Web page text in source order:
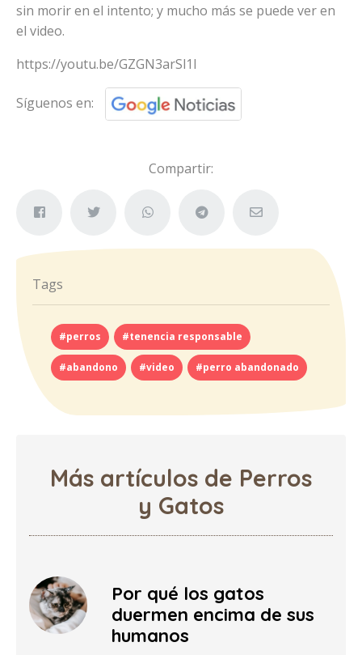
sin morir en el intento; y mucho más se puede ver en
el video.
https://youtu.be/GZGN3arSl1I
Síguenos en:
Compartir:
Tags
#perros #tenencia responsable
#abandono #video #perro abandonado
Más artículos de Perros
y Gatos
Por qué los gatos
duermen encima de sus
humanos